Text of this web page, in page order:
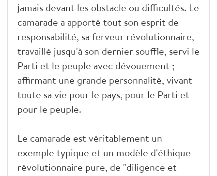
jamais devant les obstacle ou difficultés. Le
camarade a apporté tout son esprit de
responsabilité, sa ferveur révolutionnaire,
travaillé jusqu'à son dernier souffle, servi le
Parti et le peuple avec dévouement ;
affirmant une grande personnalité, vivant
toute sa vie pour le pays, pour le Parti et
pour le peuple.
Le camarade est véritablement un
exemple typique et un modèle d'éthique
révolutionnaire pure, de "diligence et